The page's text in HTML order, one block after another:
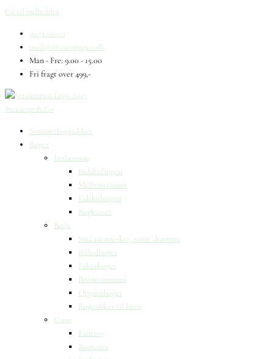
Gå til indholdet
30 71 00 03
mail@straarupogco.dk
Man - Fre: 9.00 - 15.00
Fri fragt over 499,-
Straarup & Co
Sommerbogpakker
Bøger
Letlæsning
Indskolingen
Mellemtrinnet
Udskolingen
Bogkasser
Børn
Små mennesker, store drømme
Billedbøger
Faktabøger
Børneromaner
Opgavebøger
Bogpakker til børn
Unge
Fantasy
Romaner